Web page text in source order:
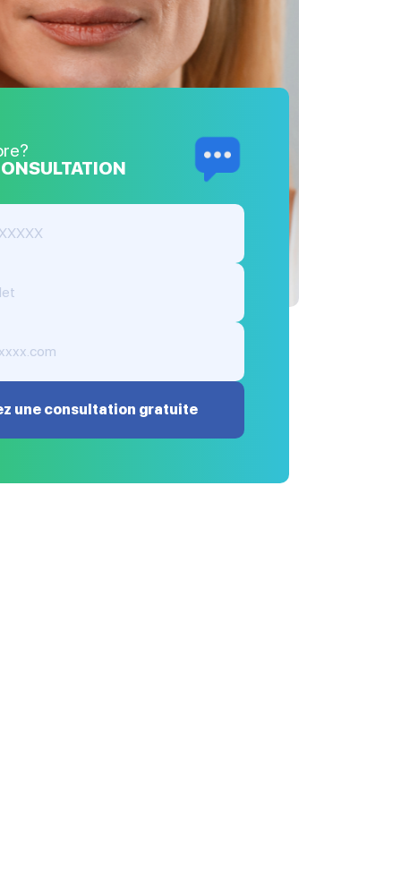
une consultation gratuite